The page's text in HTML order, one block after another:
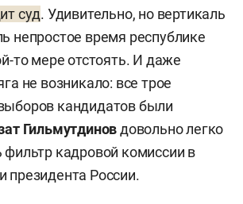
суд. Удивительно, но вертикаль
непростое время республике
то мере отстоять. И даже
не возникало: все трое
кандидатов были
Гильмутдиновдовольно легко
кадровой комиссии в
президента России.